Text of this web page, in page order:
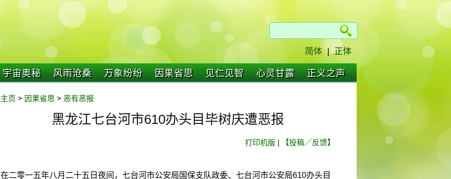
简体 | 正体
宇宙奥秘 风雨沧桑 万象纷纷 因果省思 见仁见智 心灵甘露 正义之声
主页 > 因果省思 > 恶有恶报
黑龙江七台河市610办头目毕树庆遭恶报
打印机版 | 【投稿／反馈】
在二零一五年八月二十五日夜间，七台河市公安局国保支队政委、七台河市公安局610办头目